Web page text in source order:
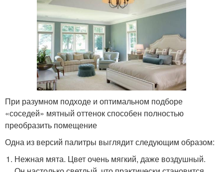
При разумном подходе и оптимальном подборе
«соседей» мятный оттенок способен полностью
преобразить помещение
Одна из версий палитры выглядит следующим образом:
Нежная мята. Цвет очень мягкий, даже воздушный.